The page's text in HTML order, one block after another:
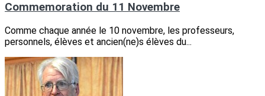
Commemoration du 11 Novembre
Comme chaque année le 10 novembre, les professeurs,
personnels, élèves et ancien(ne)s élèves du...